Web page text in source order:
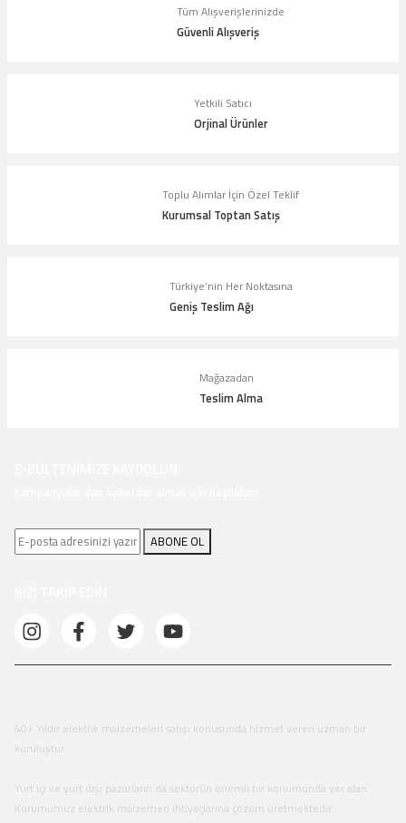
Ürün resmi kalitesiz, bozuk veya görüntülenemiyor.
Ürün fiyatı diğer sitelerden daha pahalı.
Tüm Alışverişlerinizde
Güvenli Alışveriş
Yetkili Satıcı
Orjinal Ürünler
Toplu Alımlar İçin Özel Teklif
Kurumsal Toptan Satış
Türkiye’nin Her Noktasına
Geniş Teslim Ağı
Mağazadan
Teslim Alma
ABONE OL
40+ Yıldır elektrik malzemeleri satışı konusunda hizmet veren uzman bir
kuruluştur.
Yurt içi ve yurt dışı pazarların da sektörün önemli bir konumunda yer alan
Kurumumuz elektrik malzemeri ihtiyaçlarına çözüm üretmektedir.